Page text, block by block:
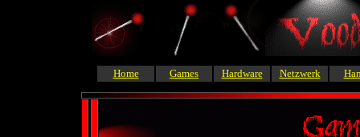
Home Games Hardware Netzwerk